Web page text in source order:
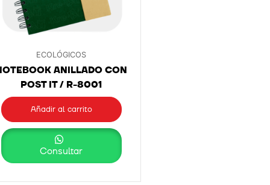
ECOLÓGICOS
ANILLADO CON
POST IT / R-8001
Añadir al carrito
Consultar